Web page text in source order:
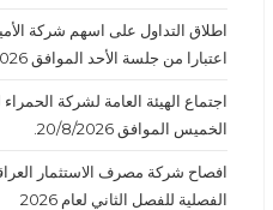
اطلاق التداول على اسهم شركة
اعتبارا من جلسة الأحد الموافق 09/8/2026
اجتماع الهيئة العامة لشركة
الخميس الموافق 20/8/2026.
افصاح شركة مصرف الاستثمار
الفصلية للفصل الثاني لعام 2026